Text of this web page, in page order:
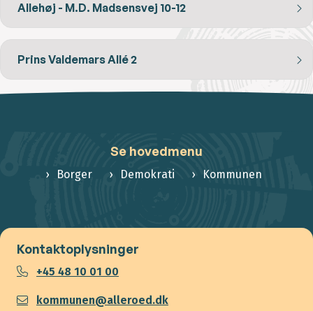
Allehøj - M.D. Madsensvej 10-12
Prins Valdemars Allé 2
Se hovedmenu
Borger Demokrati Kommunen
Kontaktoplysninger
+45 48 10 01 00
kommunen@alleroed.dk